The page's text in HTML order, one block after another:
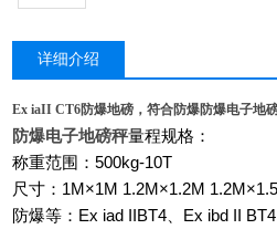
详细介绍
Ex iaII CT6防爆地磅，符合防爆防爆电子地
防爆电子地磅秤量程规格：
称重范围： 500kg-10T
尺寸： 1M×1M 1.2M×1.2M
防爆等： Ex iad IIBT4 Ex ibd II BT4